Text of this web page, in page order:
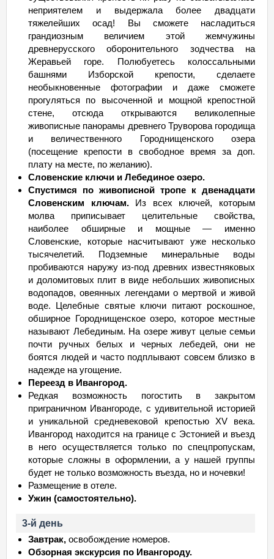
неприятелем и выдержала более двадцати
тяжелейших осад! Вы сможете насладиться
грандиозным величием этой жемчужины
древнерусского оборонительного зодчества на
Жеравьей горе. Полюбуетесь колоссальными
башнями Изборской крепости, сделаете
необыкновенные фотографии и даже сможете
прогуляться по высоченной и мощной крепостной
стене, отсюда открываются великолепные
живописные панорамы древнего Труворова городища
и величественного Городнищенского озера
(посещение крепости в свободное время за доп.
плату на месте, по желанию).
Словенские ключи и Лебединое озеро.
Спустимся по живописной тропе к двенадцати
Словенским ключам.Из всех ключей, которым
молва приписывает целительные свойства,
наиболее обширные и мощные — именно
Словенские, которые насчитывают уже несколько
тысячелетий. Подземные минеральные воды
пробиваются наружу из-под древних известняковых
и доломитовых плит в виде небольших живописных
водопадов, овеянных легендами о мертвой и живой
воде. Целебные святые ключи питают роскошное,
обширное Городнищенское озеро, которое местные
называют Лебединым. На озере живут целые семьи
почти ручных белых и черных лебедей, они не
боятся людей и часто подплывают совсем близко в
надежде на угощение.
Переезд в Ивангород.
Редкая возможность погостить в закрытом
приграничном Ивангороде, с удивительной историей
и уникальной средневековой крепостью XV века.
Ивангород находится на границе с Эстонией и въезд
в него осуществляется только по спецпропускам,
которые сложны в оформлении, а у нашей группы
будет не только возможность въезда, но и ночевки!
Размещение в отеле.
Ужин (самостоятельно).
3-й день
Завтрак, освобождение номеров.
Обзорная экскурсия по Ивангороду.